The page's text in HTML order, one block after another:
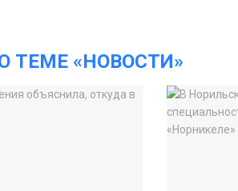
ТЕМЕ «НОВОСТИ»